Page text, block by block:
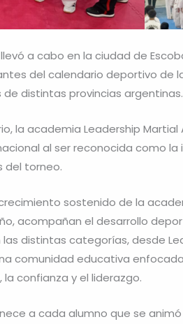
a cabo en la ciudad de
del calendario deportivo de
distintas provincias argentinas.
la academia Leadership Martial
al ser reconocida como
del torneo.
sostenido de la
acompañan el desarrollo
distintas categorías, desde
comunidad educativa
confianza y el liderazgo.
a cada alumno que se